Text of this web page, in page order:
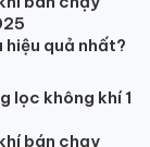
quả nhất?
lọc không khí 1
bán chạy